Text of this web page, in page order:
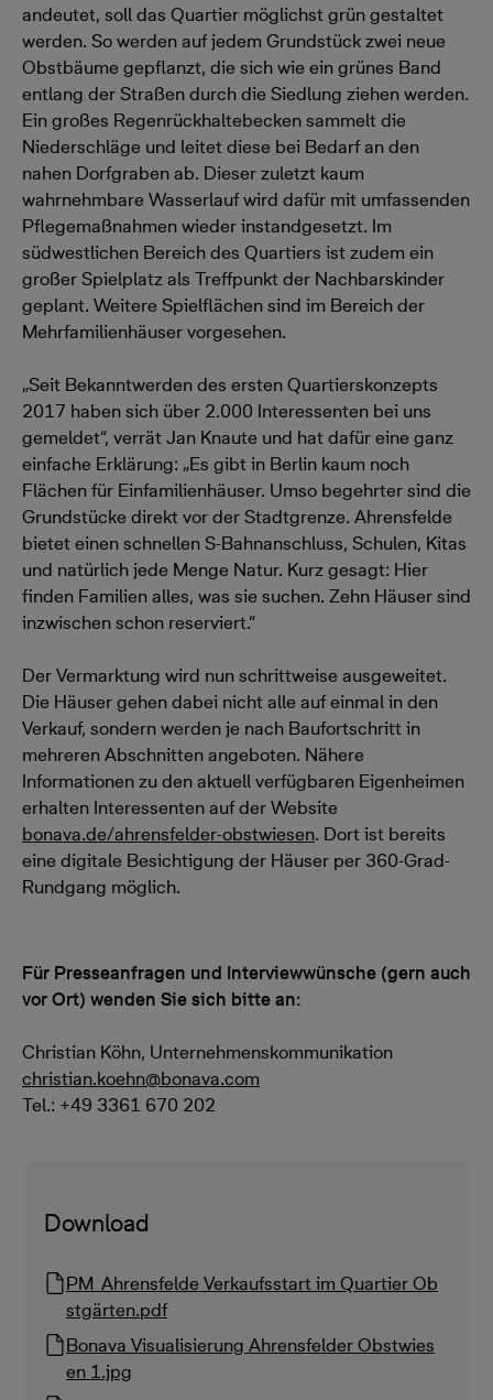
andeutet, soll das Quartier möglichst grün gestaltet
werden. So werden auf jedem Grundstück zwei neue
Obstbäume gepflanzt, die sich wie ein grünes Band
entlang der Straßen durch die Siedlung ziehen werden.
Ein großes Regenrückhaltebecken sammelt die
Niederschläge und leitet diese bei Bedarf an den
nahen Dorfgraben ab. Dieser zuletzt kaum
wahrnehmbare Wasserlauf wird dafür mit umfassenden
Pflegemaßnahmen wieder instandgesetzt. Im
südwestlichen Bereich des Quartiers ist zudem ein
großer Spielplatz als Treffpunkt der Nachbarskinder
geplant. Weitere Spielflächen sind im Bereich der
Mehrfamilienhäuser vorgesehen.
„Seit Bekanntwerden des ersten Quartierskonzepts
2017 haben sich über 2.000 Interessenten bei uns
gemeldet“, verrät Jan Knaute und hat dafür eine ganz
einfache Erklärung: „Es gibt in Berlin kaum noch
Flächen für Einfamilienhäuser. Umso begehrter sind die
Grundstücke direkt vor der Stadtgrenze. Ahrensfelde
bietet einen schnellen S-Bahnanschluss, Schulen, Kitas
und natürlich jede Menge Natur. Kurz gesagt: Hier
finden Familien alles, was sie suchen. Zehn Häuser sind
inzwischen schon reserviert.“
Der Vermarktung wird nun schrittweise ausgeweitet.
Die Häuser gehen dabei nicht alle auf einmal in den
Verkauf, sondern werden je nach Baufortschritt in
mehreren Abschnitten angeboten. Nähere
Informationen zu den aktuell verfügbaren Eigenheimen
erhalten Interessenten auf der Website
bonava.de/ahrensfelder-obstwiesen. Dort ist bereits
eine digitale Besichtigung der Häuser per 360-Grad-
Rundgang möglich.
Für Presseanfragen und Interviewwünsche (gern auch
vor Ort) wenden Sie sich bitte an:
Christian Köhn, Unternehmenskommunikation
christian.koehn@bonava.com
Tel.: +49 3361 670 202
Download
PM_Ahrensfelde Verkaufsstart im Quartier Ob
stgärten.pdf
Bonava Visualisierung Ahrensfelder Obstwies
en 1.jpg